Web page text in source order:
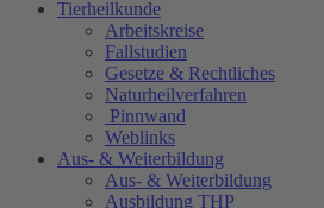
Tierheilkunde
Arbeitskreise
Fallstudien
Gesetze & Rechtliches
Naturheilverfahren
Pinnwand
Weblinks
Aus- & Weiterbildung
Aus- & Weiterbildung
Ausbildung THP